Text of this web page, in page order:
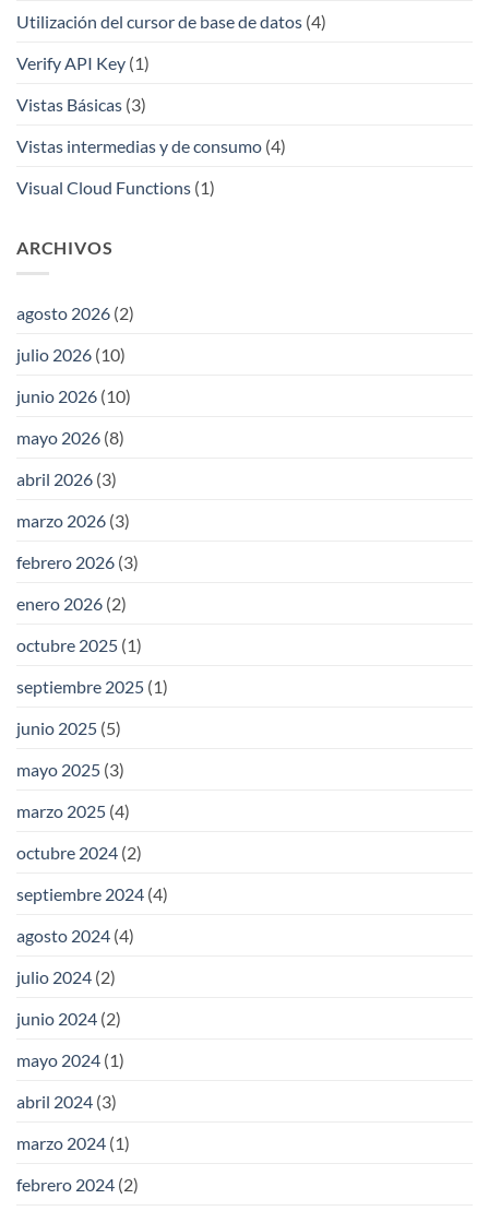
Utilización del cursor de base de datos (4)
Verify API Key (1)
Vistas Básicas (3)
Vistas intermedias y de consumo (4)
Visual Cloud Functions (1)
ARCHIVOS
agosto 2026 (2)
julio 2026 (10)
junio 2026 (10)
mayo 2026 (8)
abril 2026 (3)
marzo 2026 (3)
febrero 2026 (3)
enero 2026 (2)
octubre 2025 (1)
septiembre 2025 (1)
junio 2025 (5)
mayo 2025 (3)
marzo 2025 (4)
octubre 2024 (2)
septiembre 2024 (4)
agosto 2024 (4)
julio 2024 (2)
junio 2024 (2)
mayo 2024 (1)
abril 2024 (3)
marzo 2024 (1)
febrero 2024 (2)